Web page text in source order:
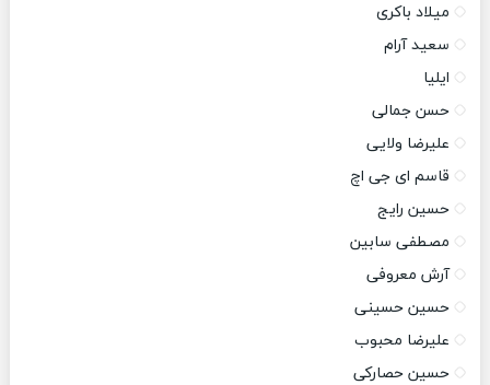
میلاد باکری
سعید آرام
ایلیا
حسن جمالی
علیرضا ولایی
قاسم ای جی اچ
حسین رایج
مصطفی سابین
آرش معروفی
حسین حسینی
علیرضا محبوب
حسین حصارکی